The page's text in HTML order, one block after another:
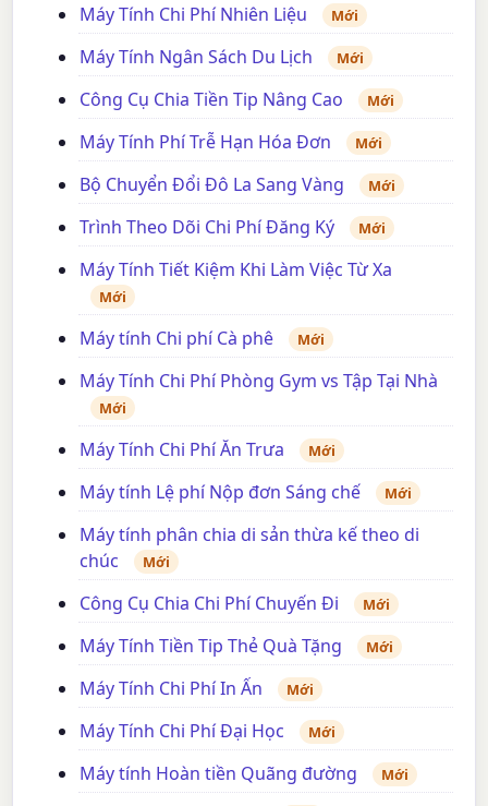
Máy Tính Chi Phí Nhiên Liệu
Mới
Máy Tính Ngân Sách Du Lịch Mới
Công Cụ Chia Tiền Tip Nâng Cao Mới
Máy Tính Phí Trễ Hạn Hóa Đơn Mới
Bộ Chuyển Đổi Đô La Sang Vàng Mới
Trình Theo Dõi Chi Phí Đăng Ký Mới
Máy Tính Tiết Kiệm Khi Làm Việc Từ Xa
Mới
Máy tính Chi phí Cà phê Mới
Máy Tính Chi Phí Phòng Gym vs Tập Tại Nhà
Mới
Máy Tính Chi Phí Ăn Trưa Mới
Máy tính Lệ phí Nộp đơn Sáng chế Mới
Máy tính phân chia di sản thừa kế theo di
chúc
Mới
Công Cụ Chia Chi Phí Chuyến Đi Mới
Máy Tính Tiền Tip Thẻ Quà Tặng Mới
Máy Tính Chi Phí In Ấn Mới
Máy Tính Chi Phí Đại Học Mới
Máy tính Hoàn tiền Quãng đường Mới